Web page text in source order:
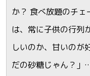
か？ 食べ放題のチ
は、常に子供の行列
しいのか、甘いのが
だの砂糖じゃん？」